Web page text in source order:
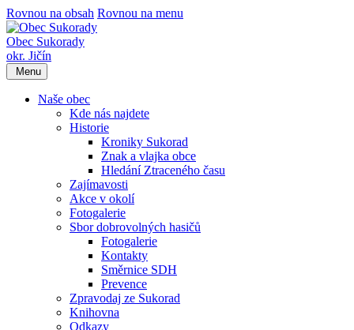
Rovnou na obsah Rovnou na menu
Obec Sukorady
okr. Jičín
Menu
Naše obec
Kde nás najdete
Historie
Kroniky Sukorad
Znak a vlajka obce
Hledání Ztraceného času
Zajímavosti
Akce v okolí
Fotogalerie
Sbor dobrovolných hasičů
Fotogalerie
Kontakty
Směrnice SDH
Prevence
Zpravodaj ze Sukorad
Knihovna
Odkazy